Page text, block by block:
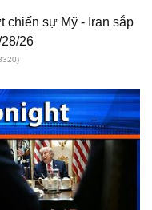
chiến sự Mỹ - Iran sắp
26